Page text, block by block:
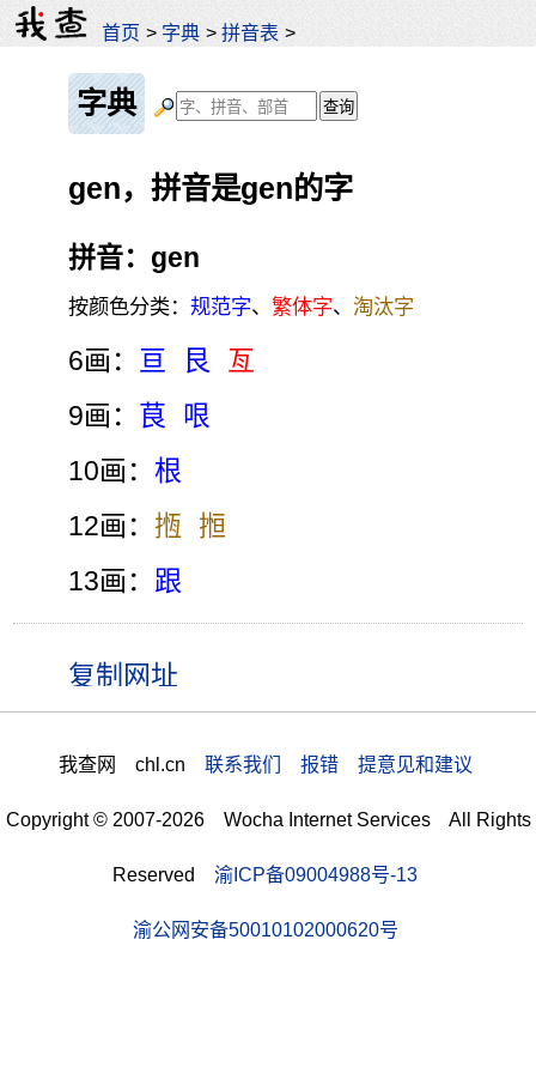
首页 > 字典 >拼音表 >
字典
gen，拼音是gen的字
拼音：gen
按颜色分类：规范字、繁体字、淘汰字
6画： 亘 艮
亙
9画： 茛
哏
10画： 根
12画： 揯
搄
13画： 跟
我查网 chl.cn 联系我们 报错 提意见和建议
Copyright © 2007-2026 Wocha Internet Services All Rights
Reserved 渝ICP备09004988号-13
渝公网安备50010102000620号